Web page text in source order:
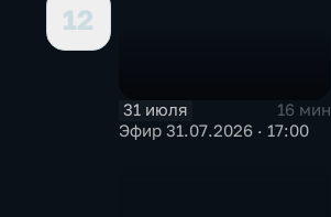
12
31 июля
16 мин
Эфир 31.07.2026 · 17:00